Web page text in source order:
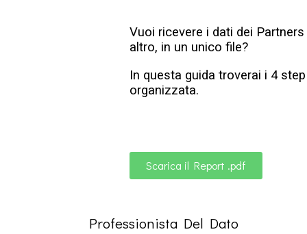
Vuoi ricevere i dati dei
altro, in un unico file?
In questa guida troverai i 4
organizzata.
Scarica il Report .pdf
Professionista Del Dato